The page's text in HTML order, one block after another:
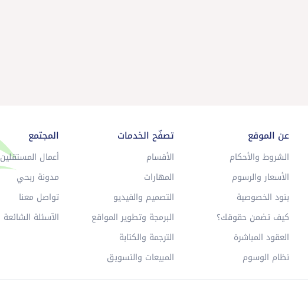
عن الموقع
الشروط والأحكام
الأسعار والرسوم
بنود الخصوصية
كيف تضمن حقوقك؟
العقود المباشرة
نظام الوسوم
تصفّح الخدمات
الأقسام
المهارات
التصميم والفيديو
البرمجة وتطوير المواقع
الترجمة والكتابة
المبيعات والتسويق
المجتمع
أعمال المستقلين
مدونة ربحي
تواصل معنا
الآسئلة الشائعة